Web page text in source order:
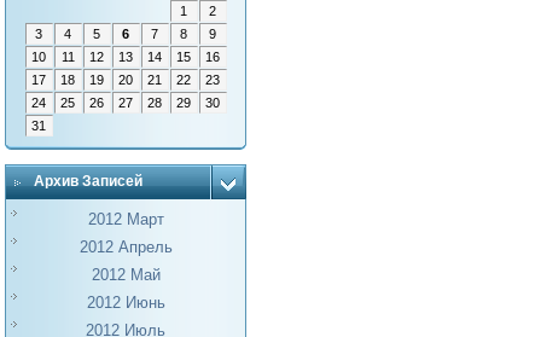
1
2
3
4 5 6 7 8
9
10
11 12 13 14 15
16
17
18 19 20 21 22
23
24
25 26 27 28 29
30
31
Архив Записей
2012 Март
2012 Апрель
2012 Май
2012 Июнь
2012 Июль